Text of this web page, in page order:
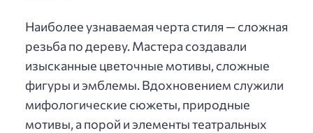
Наиболее узнаваемая черта стиля — сложная
резьба по дереву. Мастера создавали
изысканные цветочные мотивы, сложные
фигуры и эмблемы. Вдохновением служили
мифологические сюжеты, природные
мотивы, а порой и элементы театральных